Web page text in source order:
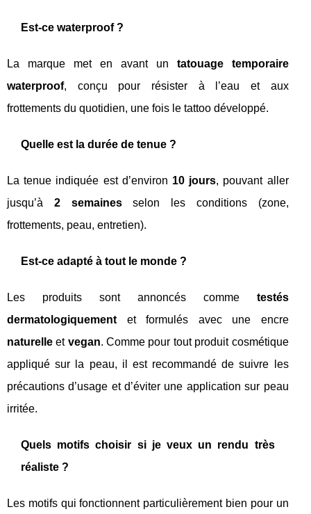
Est-ce waterproof ?
La marque met en avant un tatouage temporaire
waterproof, conçu pour résister à l’eau et aux
frottements du quotidien, une fois le tattoo développé.
Quelle est la durée de tenue ?
La tenue indiquée est d’environ 10 jours, pouvant aller
jusqu’à 2 semainesselon les conditions (zone,
frottements, peau, entretien).
Est-ce adapté à tout le monde ?
Les produits sont annoncés comme testés
dermatologiquement et formulés avec une encre
naturelle et vegan. Comme pour tout produit cosmétique
appliqué sur la peau, il est recommandé de suivre les
précautions d’usage et d’éviter une application sur peau
irritée.
Quels motifs choisir si je veux un rendu très
réaliste ?
Les motifs qui fonctionnent particulièrement bien pour un